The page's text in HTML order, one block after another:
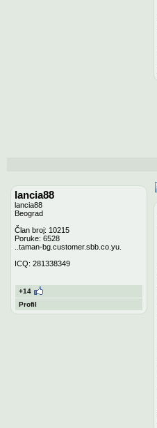
lancia88
lancia88
Beograd
Član broj: 10215
Poruke: 6528
..taman-bg.customer.sbb.co.yu.
ICQ: 281338349
+14
Profil